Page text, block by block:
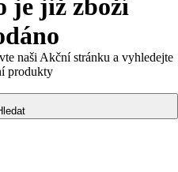
je již zboží
naši Akční stránku a vyhledejte
produkty